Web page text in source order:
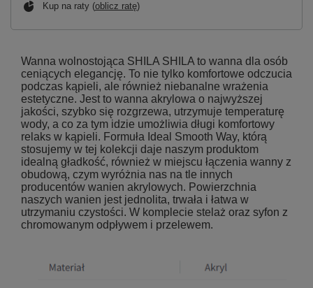
Kup na raty (oblicz ratę)
Wanna wolnostojąca SHILA SHILA to wanna dla osób
ceniących elegancję. To nie tylko komfortowe odczucia
podczas kąpieli, ale również niebanalne wrażenia
estetyczne. Jest to wanna akrylowa o najwyższej
jakości, szybko się rozgrzewa, utrzymuje temperaturę
wody, a co za tym idzie umożliwia długi komfortowy
relaks w kąpieli. Formuła Ideal Smooth Way, którą
stosujemy w tej kolekcji daje naszym produktom
idealną gładkość, również w miejscu łączenia wanny z
obudową, czym wyróżnia nas na tle innych
producentów wanien akrylowych. Powierzchnia
naszych wanien jest jednolita, trwała i łatwa w
utrzymaniu czystości. W komplecie stelaż oraz syfon z
chromowanym odpływem i przelewem.